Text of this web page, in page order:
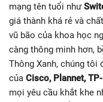
mạng tên tuổi như
giá thành khá rẻ và
vũ bão của khoa học
càng thông minh hơn,
Thông Xanh, chúng tôi
của Cisco, Plannet,
mọi yêu cầu khắt khe